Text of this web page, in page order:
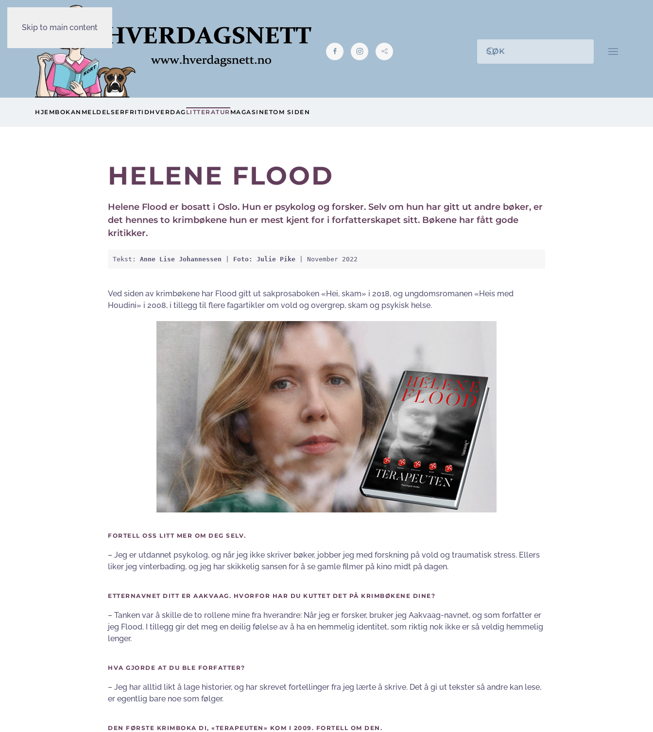
Skip to main content
HJEMBOKANMELDELSERFRITIDHVERDAG LITTERATUR MAGASINETOM SIDEN
HELENE FLOOD
Helene Flood er bosatt i Oslo. Hun er psykolog og forsker. Selv om hun har gitt ut andre bøker, er
det hennes to krimbøkene hun er mest kjent for i forfatterskapet sitt. Bøkene har fått gode
kritikker.
Tekst: Anne Lise Johannessen Foto: Julie Pike | November 2022
Ved siden av krimbøkene har Flood gitt ut sakprosaboken «Hei, skam» i 2018, og ungdomsromanen «Heis med
Houdini» i 2008, i tillegg til flere fagartikler om vold og overgrep, skam og psykisk helse.
FORTELL OSS LITT MER OM DEG SELV.
– Jeg er utdannet psykolog, og når jeg ikke skriver bøker, jobber jeg med forskning på vold og traumatisk stress. Ellers
liker jeg vinterbading, og jeg har skikkelig sansen for å se gamle filmer på kino midt på dagen.
ETTERNAVNET DITT ER AAKVAAG. HVORFOR HAR DU KUTTET DET PÅ KRIMBØKENE DINE?
– Tanken var å skille de to rollene mine fra hverandre: Når jeg er forsker, bruker jeg Aakvaag-navnet, og som forfatter er
jeg Flood. I tillegg gir det meg en deilig følelse av å ha en hemmelig identitet, som riktig nok ikke er så veldig hemmelig
lenger.
HVA GJORDE AT DU BLE FORFATTER?
– Jeg har alltid likt å lage historier, og har skrevet fortellinger fra jeg lærte å skrive. Det å gi ut tekster så andre kan lese,
er egentlig bare noe som følger.
DEN FØRSTE KRIMBOKA DI, «TERAPEUTEN» KOM I 2009. FORTELL OM DEN.